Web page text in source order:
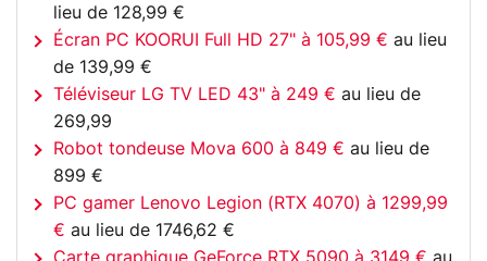
lieu de 128,99 €
Écran PC KOORUI Full HD 27" à 105,99 € au lieu
de 139,99 €
Téléviseur LG TV LED 43" à 249 € au lieu de
269,99
Robot tondeuse Mova 600 à 849 € au lieu de
899 €
PC gamer Lenovo Legion (RTX 4070) à 1299,99
€ au lieu de 1746,62 €
Carte graphique GeForce RTX 5090 à 3149 € au